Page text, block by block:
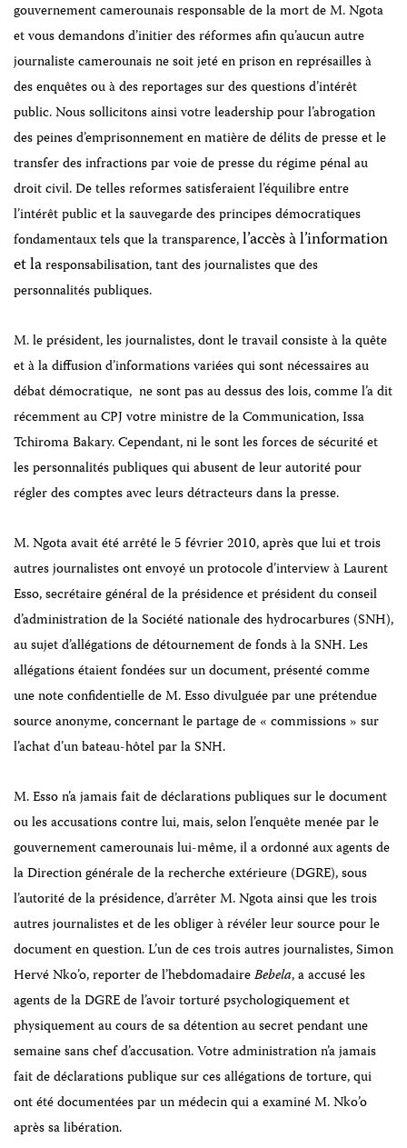
gouvernement camerounais responsable de la mort de M. Ngota
et vous demandons d’initier des réformes afin qu’aucun autre
journaliste camerounais ne soit jeté en prison en représailles à
des enquêtes ou à des reportages sur des questions d’intérêt
public. Nous sollicitons ainsi votre leadership pour l’abrogation
des peines d’emprisonnement en matière de délits de presse et le
transfer des infractions par voie de presse du régime pénal au
droit civil. De telles reformes satisferaient l’équilibre entre
l’intérêt public et la sauvegarde des principes démocratiques
fondamentaux tels que la transparence,l’accès à l’information
et laresponsabilisation, tant des journalistes que des
personnalités publiques.
M. le président, les journalistes, dont le travail consisteàla quête
etàla diffusion d’informations variées qui sont nécessaires au
débat démocratique, ne sont pas au dessus des lois, comme l’a dit
récemment au CPJ votre ministre de la Communication, Issa
Tchiroma Bakary. Cependant, ni le sont les forces de sécurité et
les personnalités publiques qui abusent de leur autorité pour
régler des comptes avec leurs détracteurs dans la presse.
M. Ngota avait été arrêté le 5 février 2010, après que lui et trois
autres journalistes ont envoyé un protocole d’interview à Laurent
Esso, secrétaire général de la présidence et président du conseil
d’administration de la Société nationale des hydrocarbures (SNH),
au sujet d’allégations de détournement de fonds à la SNH. Les
allégations étaient fondées sur un document, présenté comme
une note confidentielle de M. Esso divulguéepar uneprétendue
source anonyme, concernant le partage de « commissions » sur
l’achat d’un bateau-hôtel par la SNH.
M. Esso n’a jamais fait de déclarations publiques sur le document
ou les accusations contre lui, mais, selon l’enquête menée par le
gouvernement camerounais lui-même, il a ordonné aux agents de
la Direction générale de la recherche extérieure (DGRE), sous
l’autorité de la présidence, d’arrêter M. Ngota ainsi que les trois
autres journalistes et de les obliger à révéler leur source pour le
document en question. L’un de ces trois autres journalistes, Simon
Hervé Nko’o, reporter de l’hebdomadaireBebela, a accusé les
agents de la DGRE de l’avoir torturé psychologiquement et
physiquement au cours de sa détention au secret pendant une
semaine sans chef d’accusation. Votre administration n’a jamais
fait de déclarations publique sur ces allégations de torture, qui
ont été documentées par un médecin qui a examiné M. Nko’o
après sa libération.